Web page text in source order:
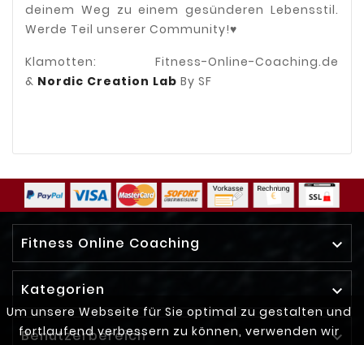
Um unsere Webseite für Sie optimal zu gestalten und
fortlaufend verbessern zu können, verwenden wir
deinem Weg zu einem gesünderen Lebensstil.
Werde Teil unserer Community!♥️
Klamotten: Fitness-Online-Coaching.de
& Nordic Creation Lab By SF
Fitness Online Coaching 
Kategorien 
Benutzerbereich 